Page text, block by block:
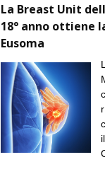
La Breast Unit
18° anno ottiene
Eusoma